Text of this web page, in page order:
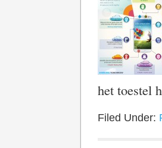
het toestel
Filed Under: